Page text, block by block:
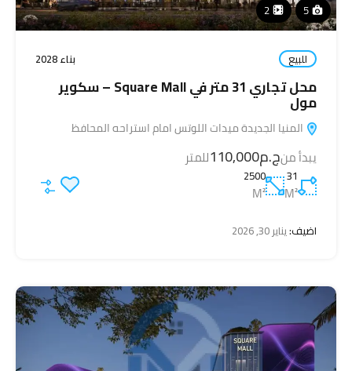
5
2
للبيع بناء 2028
محل تجاري 31 متر في Square Mall – سكوير
مول
المنيا الجديدة ميدات اللوتس امام استراحه المحافظ
يبدأ منج.م110,000 للمتر
31
M²
2500
M²
اضيف:يناير 30, 2026